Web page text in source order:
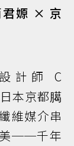
君嫄 × 京
計師 C
本京都臈
維媒介串
美──千年